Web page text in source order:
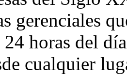
gerenciales
horas del
cualquier